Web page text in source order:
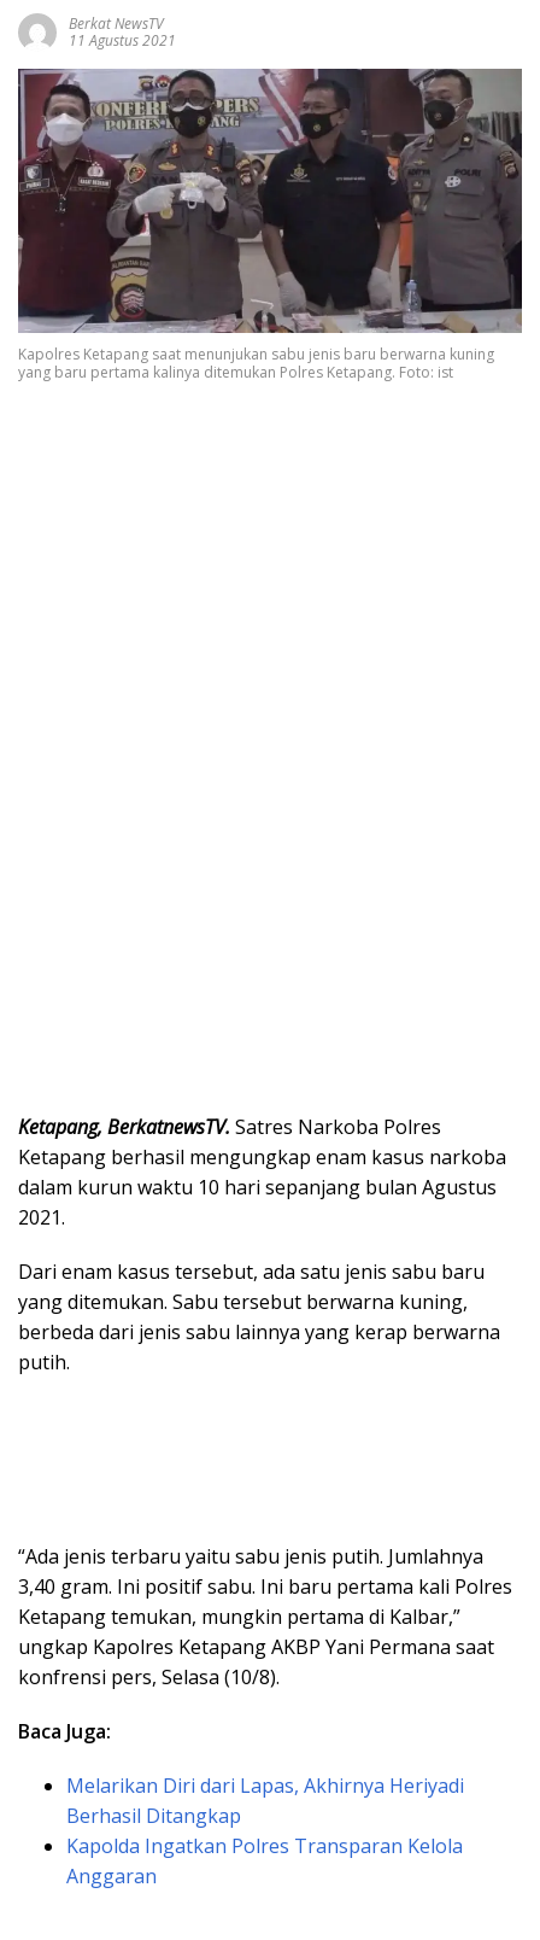
Berkat NewsTV
11 Agustus 2021
Kapolres Ketapang saat menunjukan sabu jenis baru berwarna kuning
yang baru pertama kalinya ditemukan Polres Ketapang. Foto: ist
Ketapang, BerkatnewsTV. Satres Narkoba Polres
Ketapang berhasil mengungkap enam kasus narkoba
dalam kurun waktu 10 hari sepanjang bulan Agustus
2021.
Dari enam kasus tersebut, ada satu jenis sabu baru
yang ditemukan. Sabu tersebut berwarna kuning,
berbeda dari jenis sabu lainnya yang kerap berwarna
putih.
“Ada jenis terbaru yaitu sabu jenis putih. Jumlahnya
3,40 gram. Ini positif sabu. Ini baru pertama kali Polres
Ketapang temukan, mungkin pertama di Kalbar,”
ungkap Kapolres Ketapang AKBP Yani Permana saat
konfrensi pers, Selasa (10/8).
Baca Juga:
Melarikan Diri dari Lapas, Akhirnya Heriyadi
Berhasil Ditangkap
Kapolda Ingatkan Polres Transparan Kelola
Anggaran